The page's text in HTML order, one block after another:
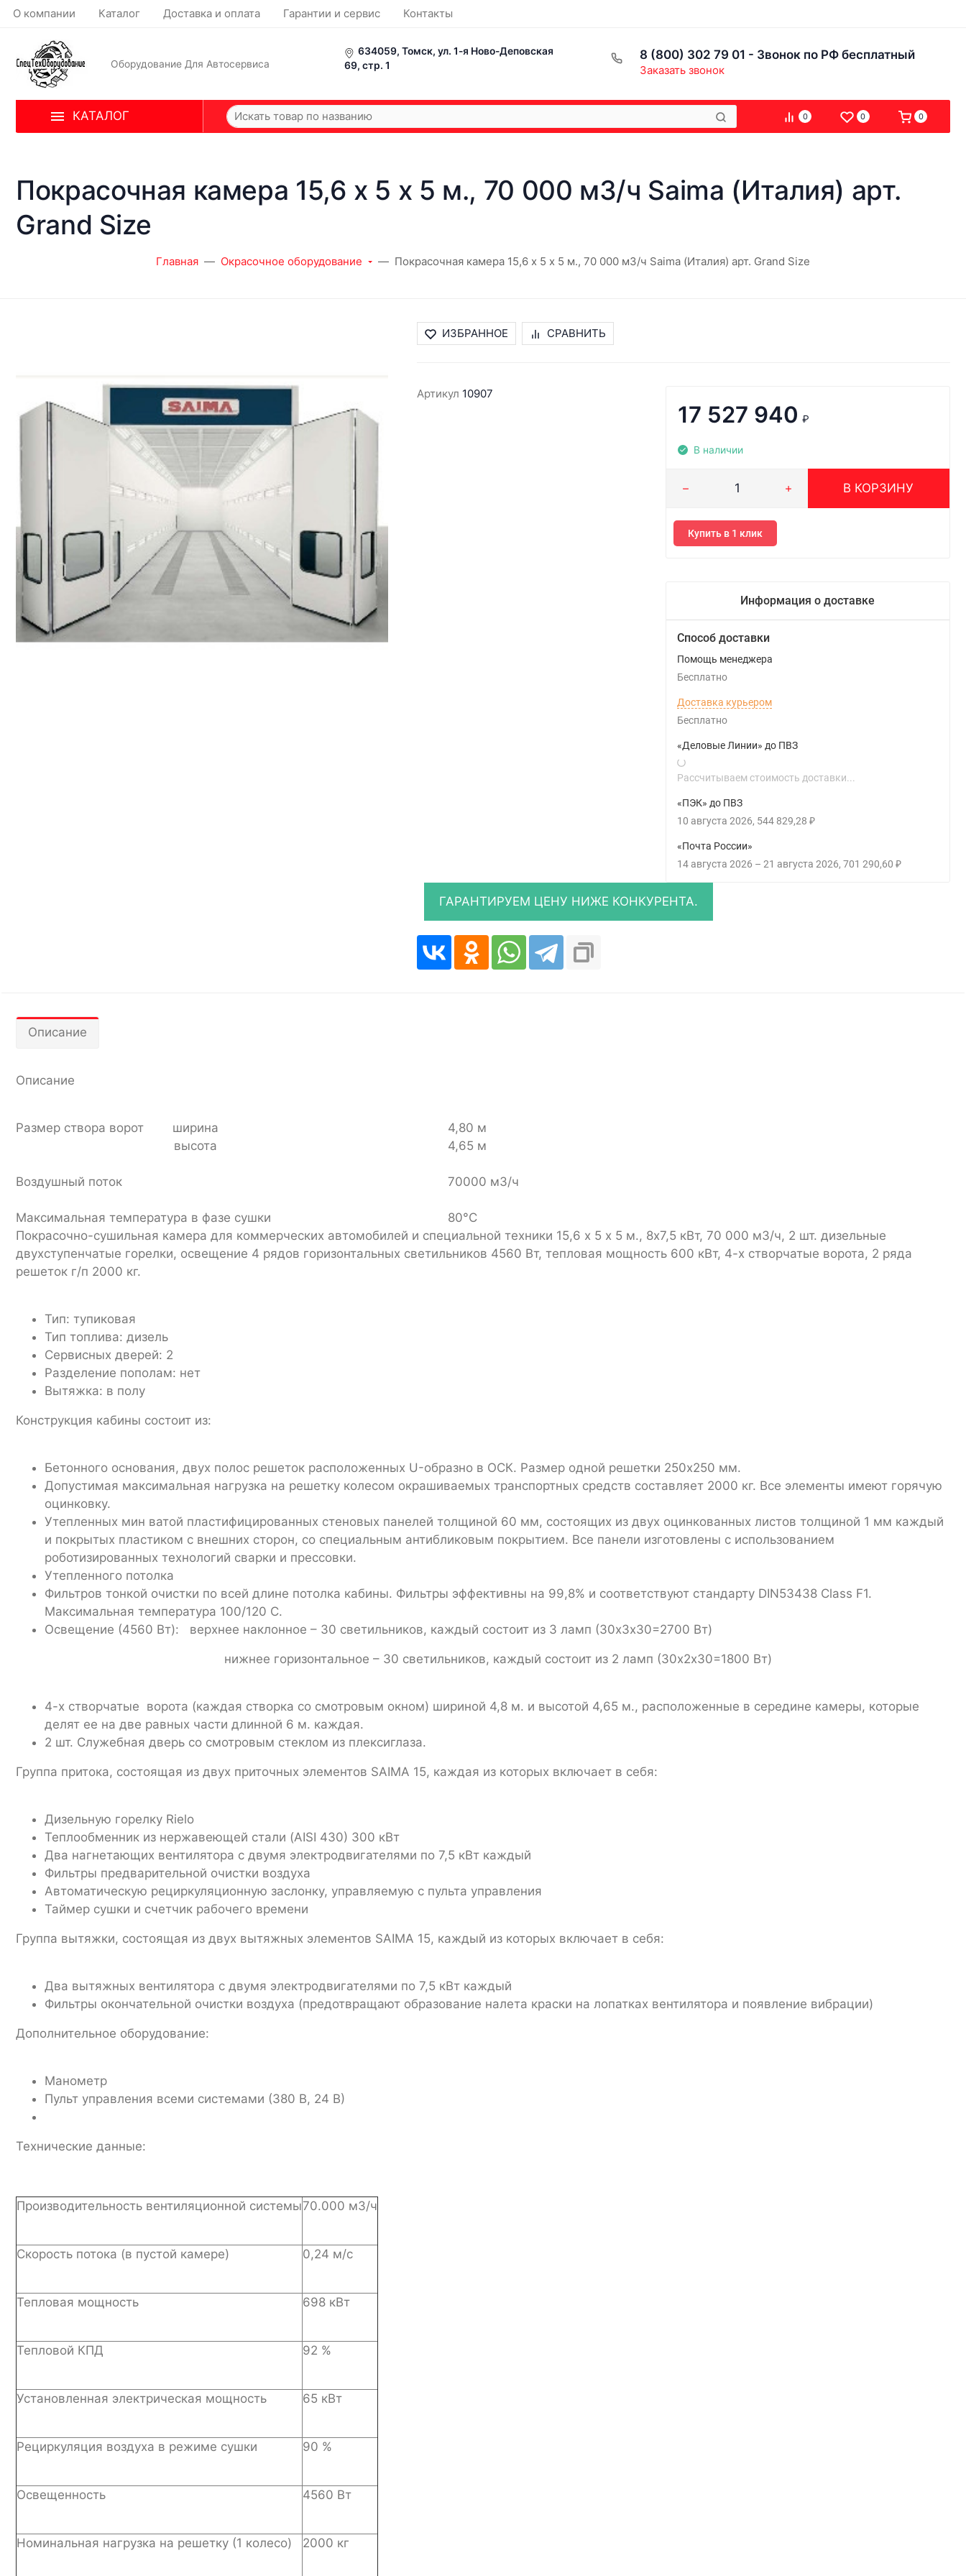
О компании Каталог Доставка и оплата Гарантии и сервис Контакты
Оборудование Для Автосервиса
634059, Томск, ул. 1-я Ново-Деповская
69, стр. 1
8 (800) 302 79 01 - Звонок по РФ бесплатный
Заказать звонок
КАТАЛОГ 0 0 0
Покрасочная камера 15,6 х 5 х 5 м., 70 000 м3/ч Saima (Италия) арт.
Grand Size
Главная Окрасочное оборудование Покрасочная камера 15,6 х 5 х 5 м., 70 000 м3/ч Saima (Италия) арт. Grand Size
ИЗБРАННОЕ СРАВНИТЬ
Артикул 10907
17 527 940 ₽
В наличии
В КОРЗИНУ
Купить в 1 клик
Информация о доставке
Способ доставки
Помощь менеджера
Бесплатно
Доставка курьером
Бесплатно
«Деловые Линии» до ПВЗ
Рассчитываем стоимость доставки...
«ПЭК» до ПВЗ
10 августа 2026 544 829,28₽
«Почта России»
14 августа 2026 – 21 августа 2026 701 290,60₽
Описание
Описание
Размер створа ворот ширина
4,80 м
высота
4,65 м
Воздушный поток 70000 м3/ч
Максимальная температура в фазе сушки
80°C
Покрасочно-сушильная камера для коммерческих автомобилей и специальной техники 15,6 х 5 х 5 м., 8х7,5 кВт, 70 000 м3/ч, 2 шт. дизельные
двухступенчатые горелки, освещение 4 рядов горизонтальных светильников 4560 Вт, тепловая мощность 600 кВт, 4-х створчатые ворота, 2 ряда
решеток г/п 2000 кг.
Тип: тупиковая
Тип топлива: дизель
Сервисных дверей: 2
Разделение пополам: нет
Вытяжка: в полу
Конструкция кабины состоит из:
Бетонного основания, двух полос решеток расположенных U-образно в ОСК. Размер одной решетки 250х250 мм.
Допустимая максимальная нагрузка на решетку колесом окрашиваемых транспортных средств составляет 2000 кг. Все элементы имеют горячую
оцинковку.
Утепленных мин ватой пластифицированных стеновых панелей толщиной 60 мм, состоящих из двух оцинкованных листов толщиной 1 мм каждый
и покрытых пластиком с внешних сторон, со специальным антибликовым покрытием. Все панели изготовлены с использованием
роботизированных технологий сварки и прессовки.
Утепленного потолка
Фильтров тонкой очистки по всей длине потолка кабины. Фильтры эффективны на 99,8% и соответствуют стандарту DIN53438 Class F1.
Максимальная температура 100/120 С.
Освещение (4560 Вт): верхнее наклонное – 30 светильников, каждый состоит из 3 ламп (30х3х30=2700 Вт)
нижнее горизонтальное – 30 светильников, каждый состоит из 2 ламп (30х2х30=1800 Вт)
4-х створчатые ворота (каждая створка со смотровым окном) шириной 4,8 м. и высотой 4,65 м., расположенные в середине камеры, которые
делят ее на две равных части длинной 6 м. каждая.
2 шт. Служебная дверь со смотровым стеклом из плексиглаза.
Группа притока, состоящая из двух приточных элементов SAIMA 15, каждая из которых включает в себя:
Дизельную горелку Rielo
Теплообменник из нержавеющей стали (AISI 430) 300 кВт
Два нагнетающих вентилятора с двумя электродвигателями по 7,5 кВт каждый
Фильтры предварительной очистки воздуха
Автоматическую рециркуляционную заслонку, управляемую с пульта управления
Таймер сушки и счетчик рабочего времени
Группа вытяжки, состоящая из двух вытяжных элементов SAIMA 15, каждый из которых включает в себя:
Два вытяжных вентилятора с двумя электродвигателями по 7,5 кВт каждый
Фильтры окончательной очистки воздуха (предотвращают образование налета краски на лопатках вентилятора и появление вибрации)
Дополнительное оборудование:
Манометр
Пульт управления всеми системами (380 В, 24 В)
Технические данные:
Производительность вентиляционной системы70.000 м3/ч
Скорость потока (в пустой камере) 0,24 м/с
Тепловая мощность 698 кВт
Тепловой КПД 92 %
Установленная электрическая мощность 65 кВт
Рециркуляция воздуха в режиме сушки 90 %
Освещенность 4560 Вт
Номинальная нагрузка на решетку (1 колесо) 2000 кг